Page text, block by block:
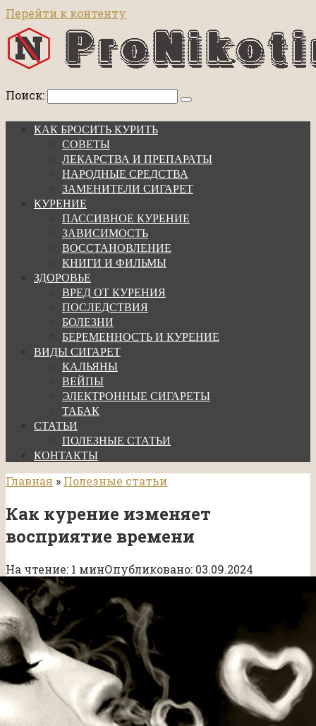
Перейти к контенту
Поиск:
КАК БРОСИТЬ КУРИТЬ
СОВЕТЫ
ЛЕКАРСТВА И ПРЕПАРАТЫ
НАРОДНЫЕ СРЕДСТВА
ЗАМЕНИТЕЛИ СИГАРЕТ
КУРЕНИЕ
ПАССИВНОЕ КУРЕНИЕ
ЗАВИСИМОСТЬ
ВОССТАНОВЛЕНИЕ
КНИГИ И ФИЛЬМЫ
ЗДОРОВЬЕ
ВРЕД ОТ КУРЕНИЯ
ПОСЛЕДСТВИЯ
БОЛЕЗНИ
БЕРЕМЕННОСТЬ И КУРЕНИЕ
ВИДЫ СИГАРЕТ
КАЛЬЯНЫ
ВЕЙПЫ
ЭЛЕКТРОННЫЕ СИГАРЕТЫ
ТАБАК
СТАТЬИ
ПОЛЕЗНЫЕ СТАТЬИ
КОНТАКТЫ
Главная » Полезные статьи
Как курение изменяет
восприятие времени
На чтение: 1 минОпубликовано: 03.09.2024